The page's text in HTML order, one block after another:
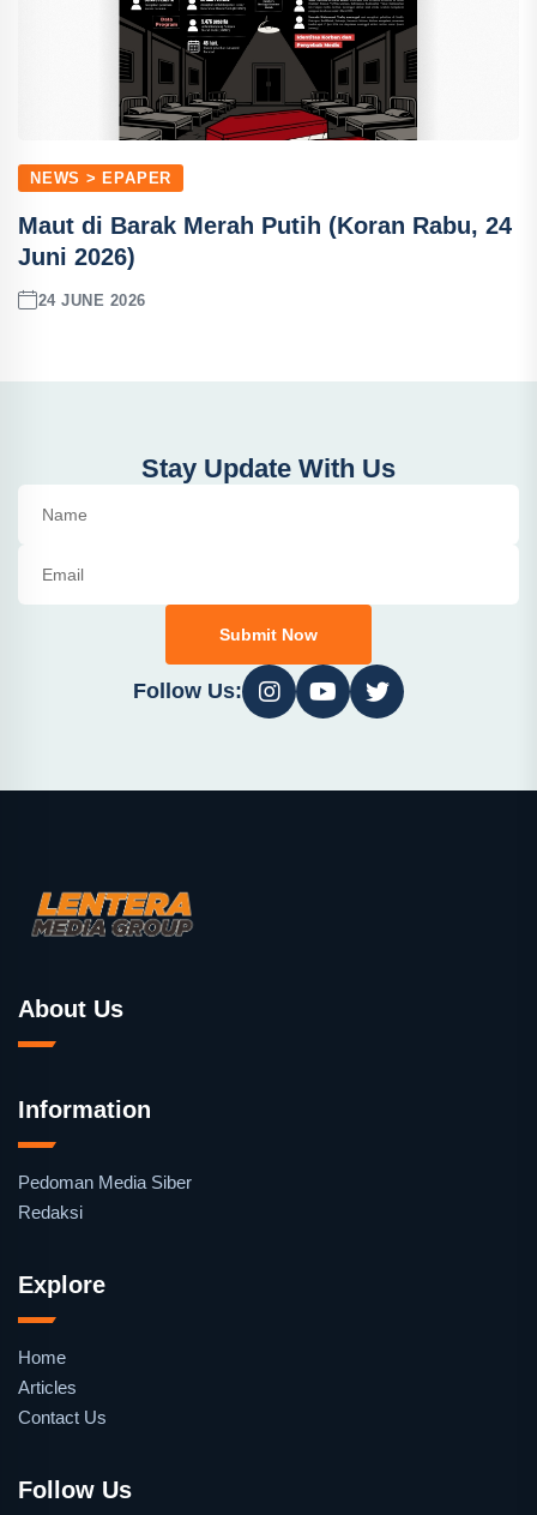
NEWS > EPAPER
Maut di Barak Merah Putih (Koran Rabu, 24
Juni 2026)
24 JUNE 2026
Stay Update With Us
Submit Now
Follow Us:
About Us
Information
Pedoman Media Siber
Redaksi
Explore
Home
Articles
Contact Us
Follow Us